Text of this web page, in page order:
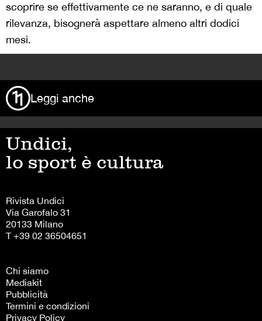
scoprire se effettivamente ce ne saranno, e di quale
rilevanza, bisognerà aspettare almeno altri dodici
mesi.
Leggi anche
Undici,
lo sport è cultura
Rivista Undici
Via Garofalo 31
20133 Milano
T +39 02 36504651
Chi siamo
Mediakit
Pubblicità
Termini e condizioni
Privacy Policy